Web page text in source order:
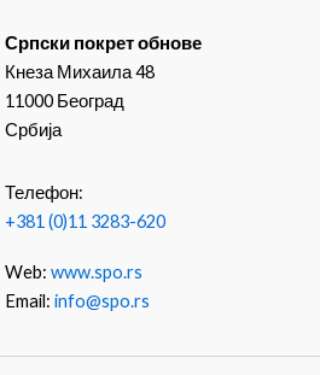
Српски покрет обнове
Кнеза Михаила 48
11000 Београд
Србија
Телефон:
+381 (0)11 3283-620
Web:www.spo.rs
Email:info@spo.rs